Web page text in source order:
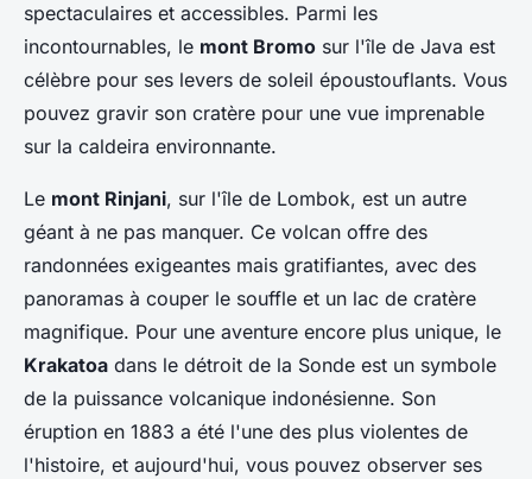
spectaculaires et accessibles. Parmi les
incontournables, le mont Bromo sur l'île de Java est
célèbre pour ses levers de soleil époustouflants. Vous
pouvez gravir son cratère pour une vue imprenable
sur la caldeira environnante.
Le mont Rinjani, sur l'île de Lombok, est un autre
géant à ne pas manquer. Ce volcan offre des
randonnées exigeantes mais gratifiantes, avec des
panoramas à couper le souffle et un lac de cratère
magnifique. Pour une aventure encore plus unique, le
Krakatoa dans le détroit de la Sonde est un symbole
de la puissance volcanique indonésienne. Son
éruption en 1883 a été l'une des plus violentes de
l'histoire, et aujourd'hui, vous pouvez observer ses